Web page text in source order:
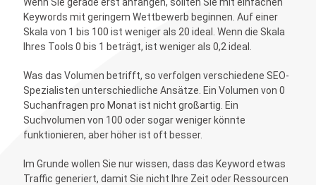
Keywords mit geringem Wettbewerb beginnen. Auf einer
Skala von 1 bis 100 ist weniger als 20 ideal. Wenn die Skala
Ihres Tools 0 bis 1 beträgt, ist weniger als 0,2 ideal.
Was das Volumen betrifft, so verfolgen verschiedene SEO-
Spezialisten unterschiedliche Ansätze. Ein Volumen von 0
Suchanfragen pro Monat ist nicht großartig. Ein
Suchvolumen von 100 oder sogar weniger könnte
funktionieren, aber höher ist oft besser.
Im Grunde wollen Sie nur wissen, dass das Keyword etwas
Traffic generiert, damit Sie nicht Ihre Zeit oder Ressourcen